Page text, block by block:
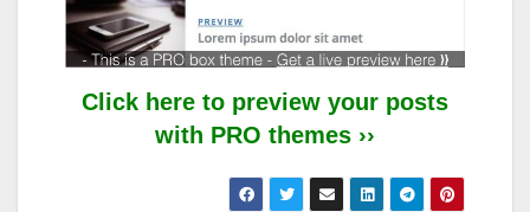
Click here to preview your posts
with PRO themes ››